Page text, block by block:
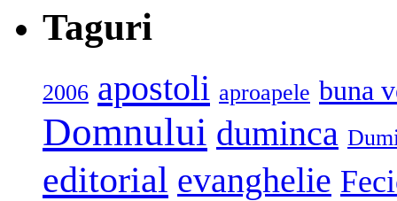
Taguri
2006 apostoli aproapele buna
Domnului duminca
editorial evanghelie